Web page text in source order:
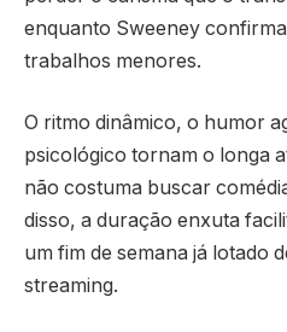
enquanto Sweeney
trabalhos menores.
O ritmo dinâmico, o humor
psicológico tornam o longa
não costuma buscar
disso, a duração enxuta
um fim de semana já lotado
streaming.